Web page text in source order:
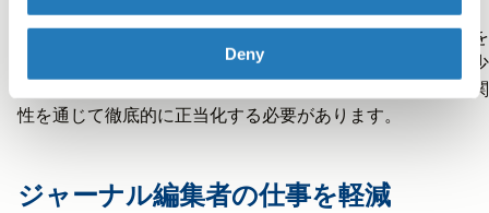
Deny
論文本文には、文献レビュー、方法論、結果の分析、考察
めること。内容は出版物の範囲内に収まるようにするか、
外れている場合でも、それをカバーレターやスコープとの
性を通じて徹底的に正当化する必要があります。
ジャーナル編集者の仕事を軽減